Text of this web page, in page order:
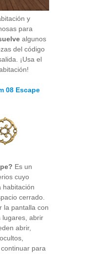
y
para
algunos
del código
¡Usa el
08 Escape
Es un
cuyo
habitación
cerrado.
la pantalla con
lugares, abrir
abrir,
para